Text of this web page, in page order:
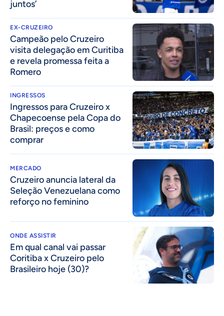
juntos’
EX-CRUZEIRO
Campeão pelo Cruzeiro
visita delegação em Curitiba
e revela promessa feita a
Romero
INGRESSOS
Ingressos para Cruzeiro x
Chapecoense pela Copa do
Brasil: preços e como
comprar
MERCADO
Cruzeiro anuncia lateral da
Seleção Venezuelana como
reforço no feminino
ONDE ASSISTIR
Em qual canal vai passar
Coritiba x Cruzeiro pelo
Brasileiro hoje (30)?